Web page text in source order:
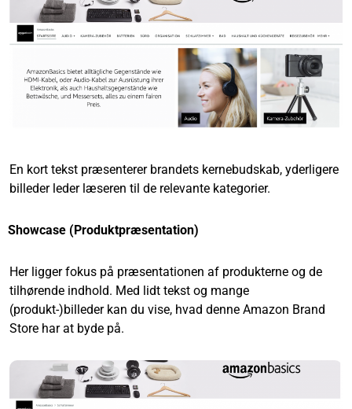
En kort tekst præsenterer brandets kernebudskab, yderligere
billeder leder læseren til de relevante kategorier.
Showcase (Produktpræsentation)
Her ligger fokus på præsentationen af produkterne og de
tilhørende indhold. Med lidt tekst og mange
(produkt-)billeder kan du vise, hvad denne Amazon Brand
Store har at byde på.